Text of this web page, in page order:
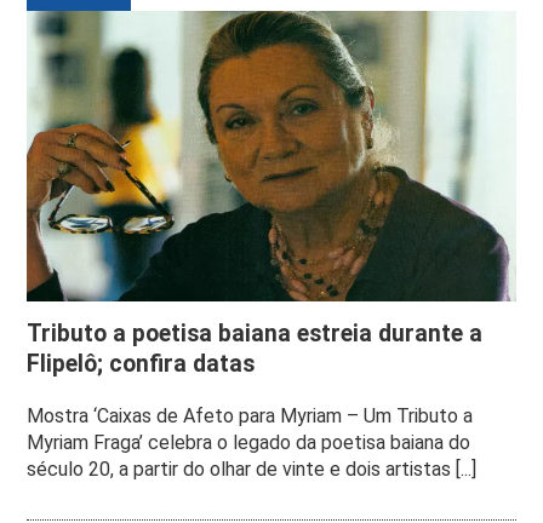
Tributo a poetisa baiana estreia durante a
Flipelô; confira datas
Mostra ‘Caixas de Afeto para Myriam – Um Tributo a
Myriam Fraga’ celebra o legado da poetisa baiana do
século 20, a partir do olhar de vinte e dois artistas [...]